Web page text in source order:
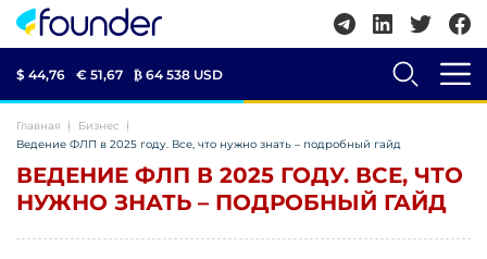
$ 44,76 € 51,67 ₿ 64 538 USD
Главная
Бизнес
Ведение ФЛП в 2025 году. Все, что нужно знать – подробный гайд
ВЕДЕНИЕ ФЛП В 2025 ГОДУ. ВСЕ, ЧТО
НУЖНО ЗНАТЬ – ПОДРОБНЫЙ ГАЙД